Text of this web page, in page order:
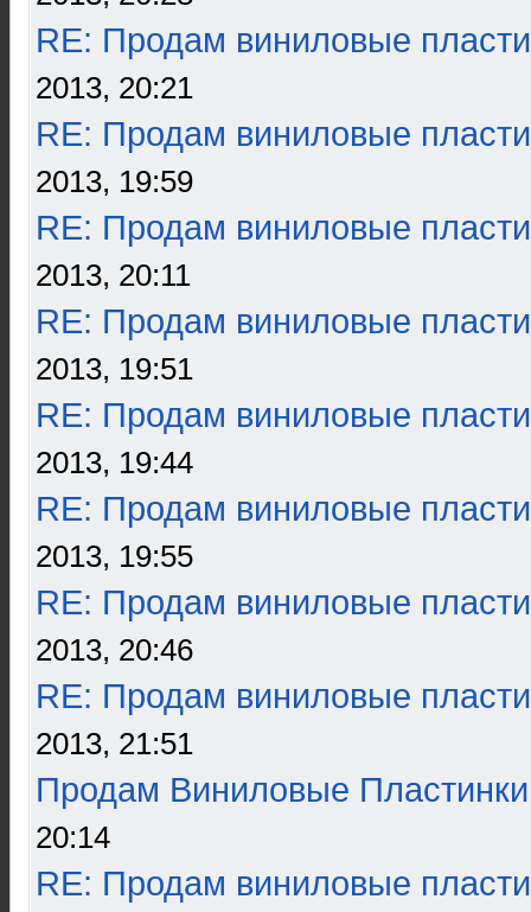
RE: Продам виниловые
2013, 20:21
RE: Продам виниловые
2013, 19:59
RE: Продам виниловые
2013, 20:11
RE: Продам виниловые
2013, 19:51
RE: Продам виниловые
2013, 19:44
RE: Продам виниловые
2013, 19:55
RE: Продам виниловые
2013, 20:46
RE: Продам виниловые
2013, 21:51
Продам Виниловые Пластинки
20:14
RE: Продам виниловые